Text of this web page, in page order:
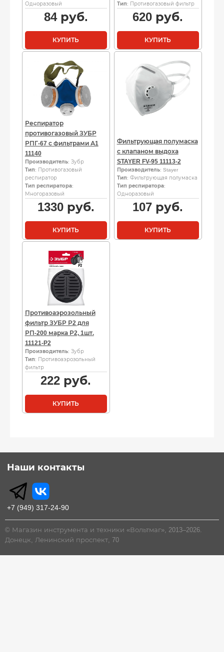
Одноразовый
84руб.
КУПИТЬ
Тип: Противогазовый фильтр
620 руб.
КУПИТЬ
Респиратор
противогазовый ЗУБР
РПГ-67 с фильтрами А1
11140
Производитель: Зубр
Тип: Противогазовый
респиратор
Тип респиратора:
Многоразовый
1330руб.
КУПИТЬ
Фильтрующая полумаска
с клапаном выдоха
STAYER FV-95 11113-2
Производитель: Stayer
Тип: Фильтрующая полумаска
Тип респиратора:
Одноразовый
107 руб.
КУПИТЬ
Противоаэрозольный
фильтр ЗУБР Р2 для
РП-200 марка Р2, 1шт.
11121-P2
Производитель: Зубр
Тип: Противоаэрозольный
фильтр
222 руб.
КУПИТЬ
Наши контакты
+7 (949) 317-24-90
© Магазин инструмента и техники «Вольтмаг», 2013–2026.
Донецк, Ленинский проспект, 70